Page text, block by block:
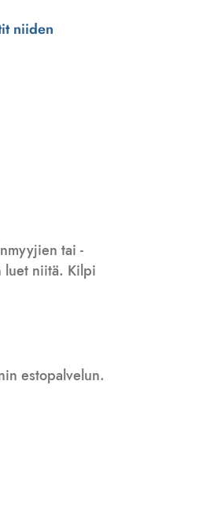
niiden
tai -
luet niitä. Kilpi
estopalvelun.